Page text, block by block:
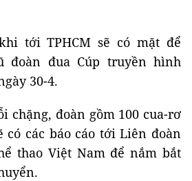
tới TPHCM sẽ có mặt để
đoàn đua Cúp truyền hình
30-4.
chặng, đoàn gồm 100 cua-rơ
có các báo cáo tới Liên đoàn
thao Việt Nam để nắm bắt